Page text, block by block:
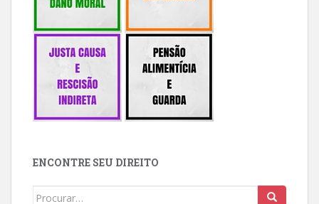
ENCONTRE SEU DIREITO
Buscar: